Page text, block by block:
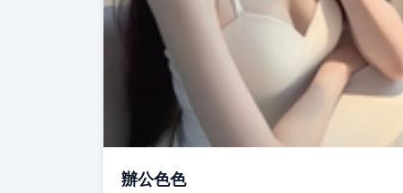
辦公色色